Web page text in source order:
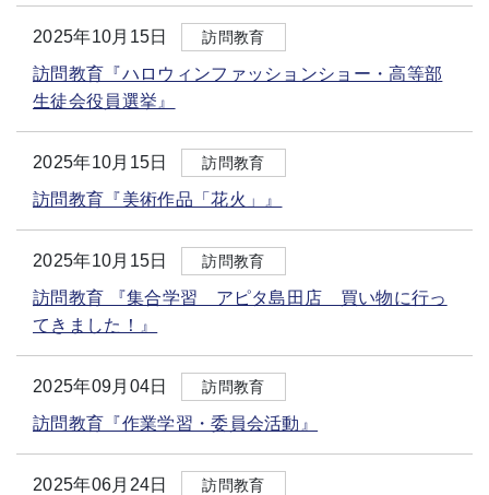
2025年10月15日 訪問教育
訪問教育『ハロウィンファッションショー・高等部
生徒会役員選挙』
2025年10月15日 訪問教育
訪問教育『美術作品「花火」』
2025年10月15日 訪問教育
訪問教育 『集合学習 アピタ島田店 買い物に行っ
てきました！』
2025年09月04日 訪問教育
訪問教育『作業学習・委員会活動』
2025年06月24日 訪問教育